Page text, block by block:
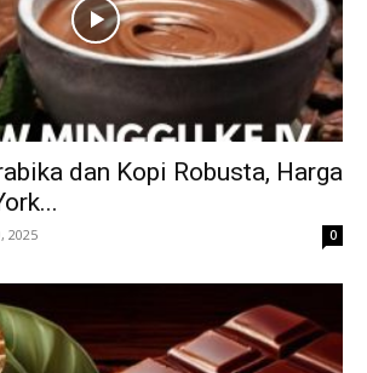
dan Kopi Robusta, Harga
2025 0